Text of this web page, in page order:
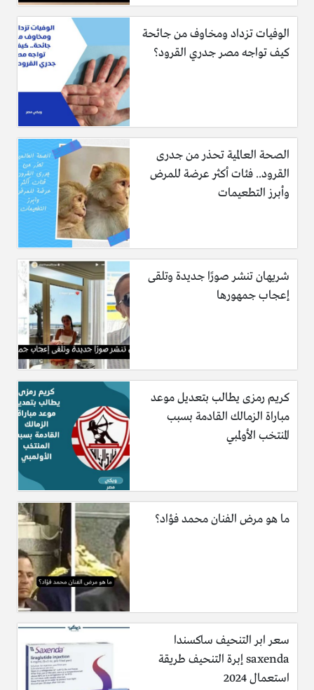
الوفيات تزداد ومخاوف من جائحة
كيف تواجه مصر جدري القرود؟
الصحة العالمية تحذر من جدرى
القرود.. فئات أكثر عرضة للمرض
وأبرز التطعيمات
شريهان تنشر صورًا جديدة وتلقى
إعجاب جمهورها
كريم رمزى يطالب بتعديل موعد
مباراة الزمالك القادمة بسبب
المنتخب الأولمبي
ما هو مرض الفنان محمد فؤاد؟
سعر ابر التنحيف ساكسندا
saxenda إبرة التنحيف طريقة
استعمال 2024